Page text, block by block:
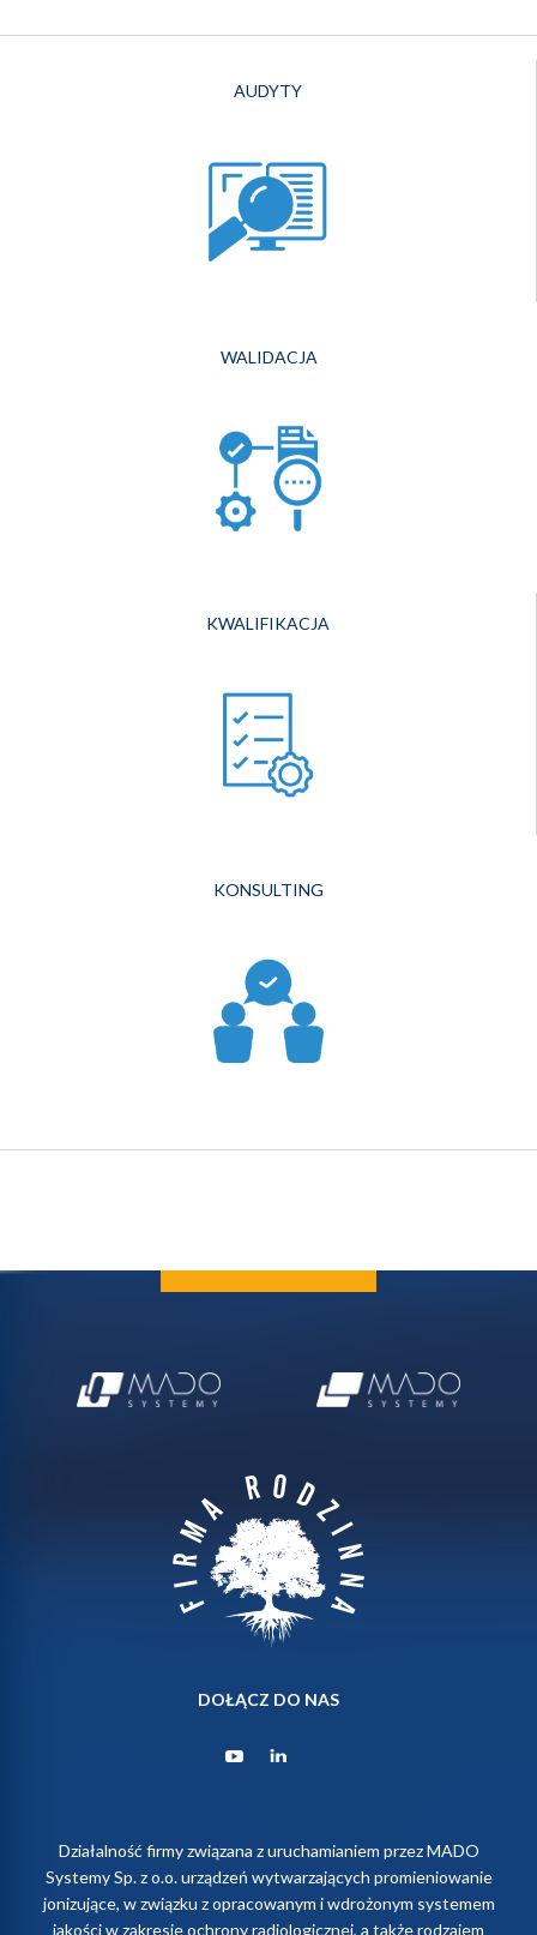
AUDYTY
WALIDACJA
KWALIFIKACJA
KONSULTING
DOŁĄCZ DO NAS
Działalność firmy związana z uruchamianiem przez MADO
Systemy Sp. z o.o. urządzeń wytwarzających promieniowanie
jonizujące, w związku z opracowanym i wdrożonym systemem
jakości w zakresie ochrony radiologicznej, a także rodzajem